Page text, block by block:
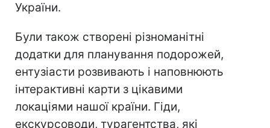
України.
Були також створені різноманітні
додатки для планування подорожей,
ентузіасти розвивають і наповнюють
інтерактивні карти з цікавими
локаціями нашої країни. Гіди,
екскурсоводи, турагентства, які